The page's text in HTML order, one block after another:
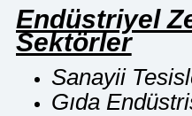
Endüstriyel
Sektörler
Sanayii
Gıda